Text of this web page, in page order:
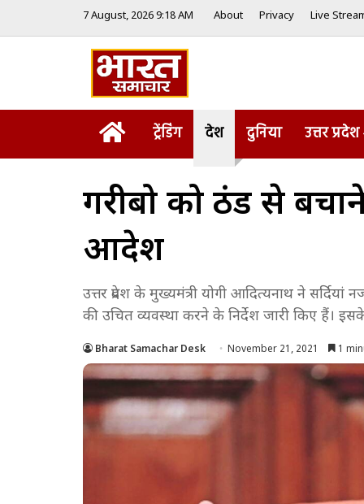
7 August, 2026 9:18 AM About Privacy Live
Homeट्रेंडिंग देश दुनिया उत्तर प्रदेश
गरीबो को ठंड से
आदेश
उत्तर प्रदेश के मुख्यमंत्री योगी आदित्यनाथ ने
की उचित व्यवस्था करने के निर्देश जारी किए हैं।
Bharat Samachar Desk November 21, 2021 1